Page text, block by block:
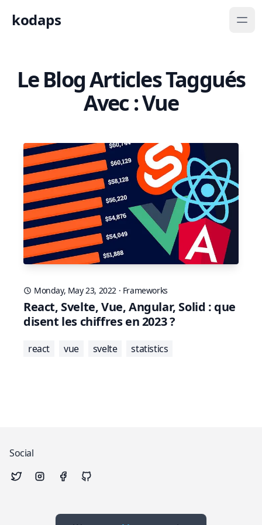
kodaps
Le Blog Articles Taggués
Avec : Vue
Monday, May 23, 2022 · Frameworks
React, Svelte, Vue, Angular, Solid : que
disent les chiffres en 2023 ?
react vue svelte statistics
Social